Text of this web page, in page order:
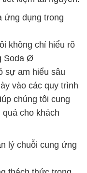
ứng dụng trong
không chỉ hiểu rõ
Soda Ø
sự am hiểu sâu
vào các quy trình
chúng tôi cung
cho khách
lý chuỗi cung ứng